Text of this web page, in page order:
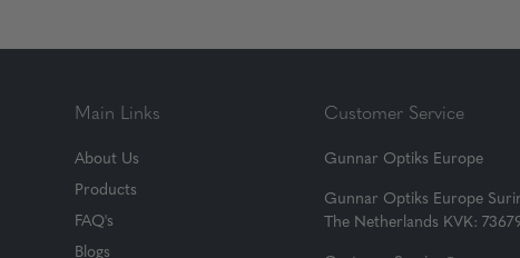
Main Links
About Us
Products
FAQ's
Blogs
Customer Service
Gunnar Optiks Europe
Gunnar Optiks Europe
The Netherlands KVK: